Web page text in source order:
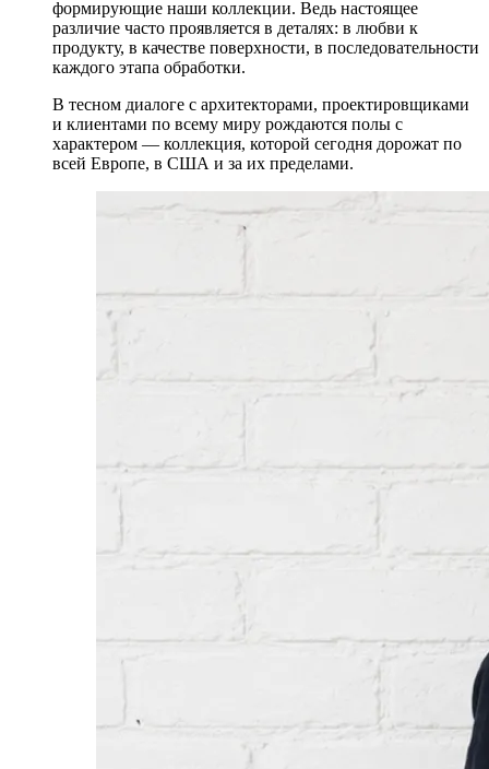
формирующие наши коллекции. Ведь настоящее
различие часто проявляется в деталях: в любви к
продукту, в качестве поверхности, в последовательности
каждого этапа обработки.
В тесном диалоге с архитекторами, проектировщиками
и клиентами по всему миру рождаются полы с
характером — коллекция, которой сегодня дорожат по
всей Европе, в США и за их пределами.